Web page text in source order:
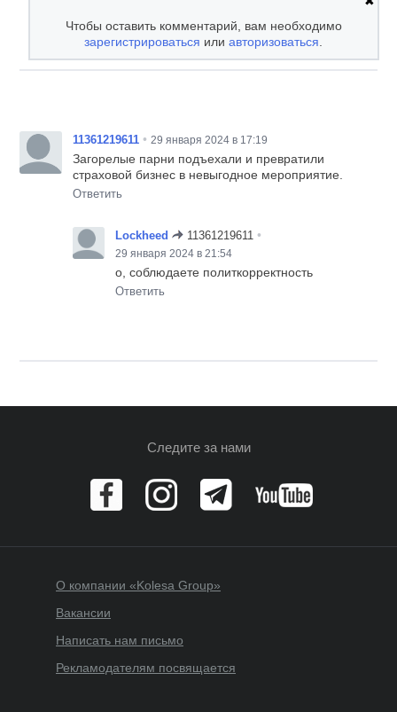
Чтобы оставить комментарий, вам необходимо
зарегистрироваться илиавторизоваться.
11361219611 • 29 января 2024 в 17:19
Загорелые парни подъехали и превратили
страховой бизнес в невыгодное мероприятие.
Ответить
Lockheed 11361219611 •
29 января 2024 в 21:54
о, соблюдаете политкорректность
Ответить
Следите за нами
О компании «Kolesa Group»
Вакансии
Написать нам письмо
Рекламодателям посвящается